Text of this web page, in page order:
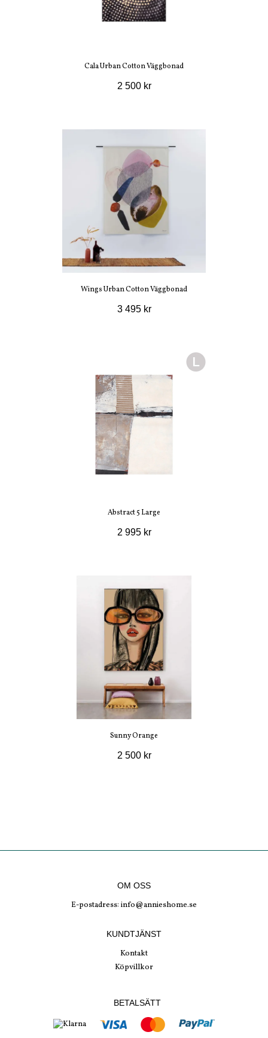
Cala Urban Cotton Väggbonad
2 500 kr
Wings Urban Cotton Väggbonad
3 495 kr
Abstract 5 Large
2 995 kr
Sunny Orange
2 500 kr
OM OSS
E-postadress: info@annieshome.se
KUNDTJÄNST
Kontakt
Köpvillkor
BETALSÄTT